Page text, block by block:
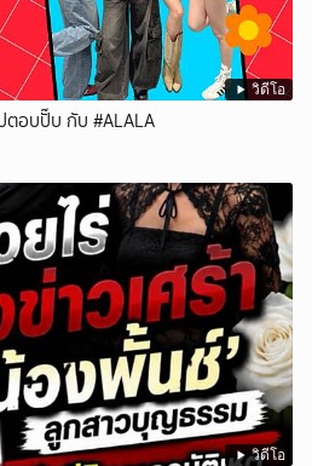
วิดีโอ
ตอบปั๊บ กับ #ALALA
วิดีโอ